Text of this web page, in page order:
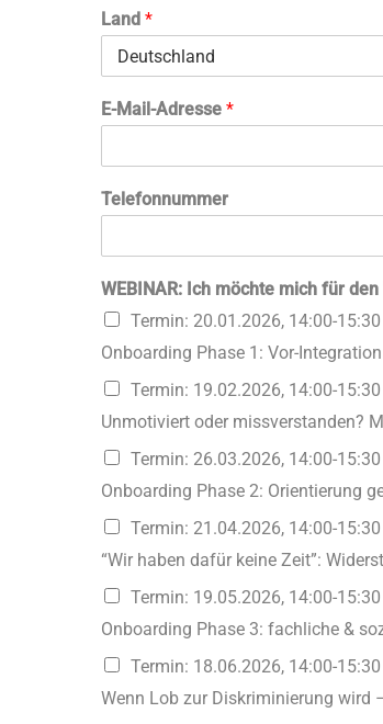
Land *
E-Mail-Adresse *
Telefonnummer
WEBINAR: Ich möchte mich für
Termin: 20.01.2026, 14:00-
Onboarding Phase 1: Vor-
Termin: 19.02.2026, 14:00-
Unmotiviert oder missverstanden?
Termin: 26.03.2026, 14:00-
Onboarding Phase 2: Orientierung
Termin: 21.04.2026, 14:00-
“Wir haben dafür keine Zeit”:
Termin: 19.05.2026, 14:00-
Onboarding Phase 3: fachliche &
Termin: 18.06.2026, 14:00-
Wenn Lob zur Diskriminierung wird